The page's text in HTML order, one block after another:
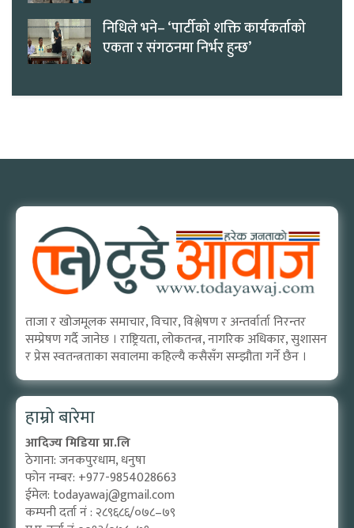
निधिले भने– ‘पार्टीको शक्ति कार्यकर्ताको
एकता र संगठनमा निर्भर हुन्छ’
ताजा र खोजमूलक समाचार, विचार, विश्लेषण र अन्तर्वार्ता निरन्तर
सम्प्रेषण गर्दै जानेछ । राष्ट्रियता, लोकतन्त्र, नागरिक अधिकार, सुशासन
र प्रेस स्वतन्त्रताका सवालमा कहिल्यै कसैसँग सम्झौता गर्ने छैन ।
हाम्रो बारेमा
आदिज्य मिडिया प्रा.लि
ठेगाना: जनकपुरधाम, धनुषा
फोन नम्बर: +977-9854028663
ईमेल: todayawaj@gmail.com
कम्पनी दर्ता नं : २८९६८६/०७८–७९